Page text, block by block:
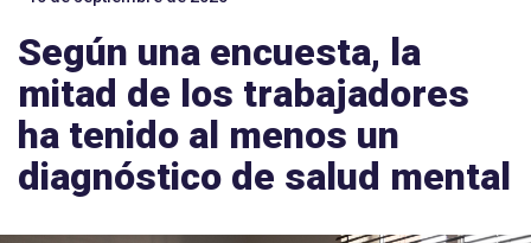
Según una encuesta, la
mitad de los trabajadores
ha tenido al menos un
diagnóstico de salud mental